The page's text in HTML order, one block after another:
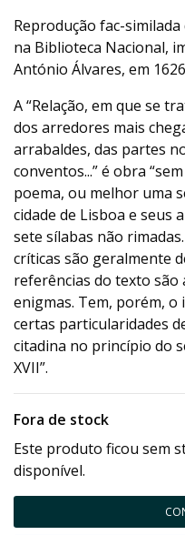
Reprodução fac-
na Biblioteca Nacional,
António Álvares, em
A “Relação, em que se
dos arredores mais
arrabaldes, das partes
conventos...” é obra
poema, ou melhor uma
cidade de Lisboa e seus
sete sílabas não
críticas são geralmente
referências do texto
enigmas. Tem, porém,
certas particularidades
citadina no princípio do
XVII”.
Fora de stock
Este produto ficou sem
disponível.